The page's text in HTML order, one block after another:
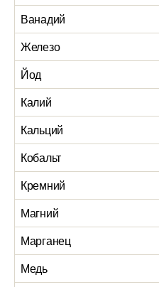
Ванадий
Железо
Йод
Калий
Кальций
Кобальт
Кремний
Магний
Марганец
Медь